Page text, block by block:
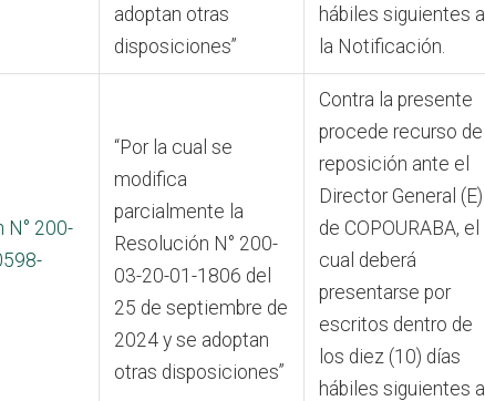
adoptan otras
disposiciones”
hábiles siguientes a
la Notificación.
N° 200-
“Por la cual se
modifica
parcialmente la
Resolución N° 200-
03-20-01-1806 del
25 de septiembre de
2024 y se adoptan
otras disposiciones”
Contra la presente
procede recurso de
reposición ante el
Director General (E)
de COPOURABA, el
cual deberá
presentarse por
escritos dentro de
los diez (10) días
hábiles siguientes a